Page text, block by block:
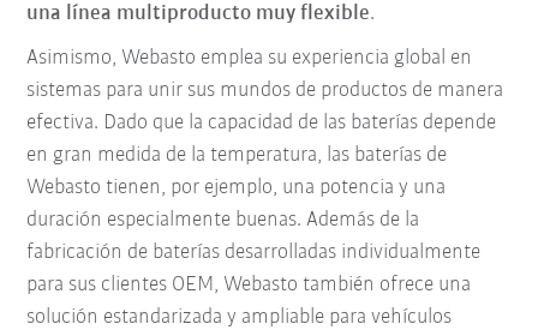
una línea multiproducto muy flexible.
Asimismo, Webasto emplea su experiencia global en
sistemas para unir sus mundos de productos de manera
efectiva. Dado que la capacidad de las baterías depende
en gran medida de la temperatura, las baterías de
Webasto tienen, por ejemplo, una potencia y una
duración especialmente buenas. Además de la
fabricación de baterías desarrolladas individualmente
para sus clientes OEM, Webasto también ofrece una
solución estandarizada y ampliable para vehículos